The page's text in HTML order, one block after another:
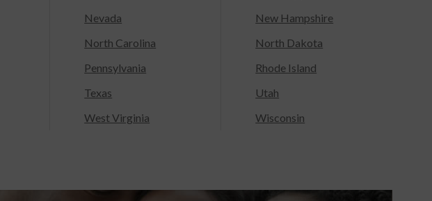
Nevada
New Hampshire
North Carolina
North Dakota
Pennsylvania
Rhode Island
Texas
Utah
West Virginia
Wisconsin